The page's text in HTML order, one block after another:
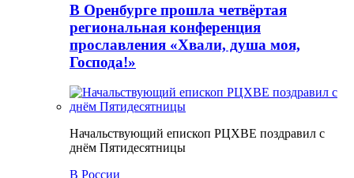
В Оренбурге прошла четвёртая
региональная конференция
прославления «Хвали, душа моя,
Господа!»
Начальствующий епископ РЦХВЕ поздравил с
днём Пятидесятницы
В России